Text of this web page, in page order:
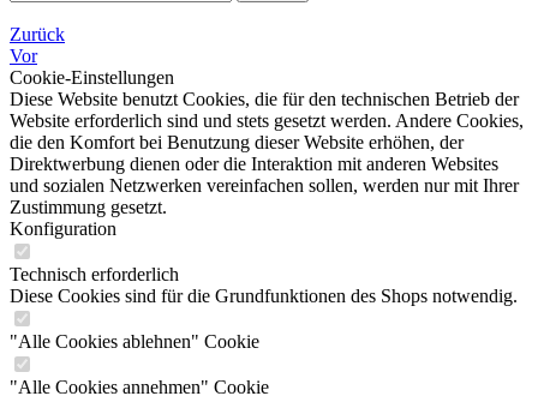
Zurück
Vor
Cookie-Einstellungen
Diese Website benutzt Cookies, die für den technischen Betrieb der
Website erforderlich sind und stets gesetzt werden. Andere Cookies,
die den Komfort bei Benutzung dieser Website erhöhen, der
Direktwerbung dienen oder die Interaktion mit anderen Websites
und sozialen Netzwerken vereinfachen sollen, werden nur mit Ihrer
Zustimmung gesetzt.
Konfiguration
Technisch erforderlich
Diese Cookies sind für die Grundfunktionen des Shops notwendig.
"Alle Cookies ablehnen" Cookie
"Alle Cookies annehmen" Cookie